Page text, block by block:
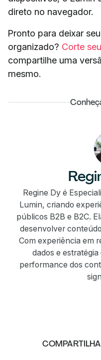
direto no navegador.
Pronto para deixar
organizado? Corte
compartilhe uma
mesmo.
Regine Dy é
Lumin, criando
públicos B2B e B2C.
desenvolver
Com experiência em
dados e
performance dos